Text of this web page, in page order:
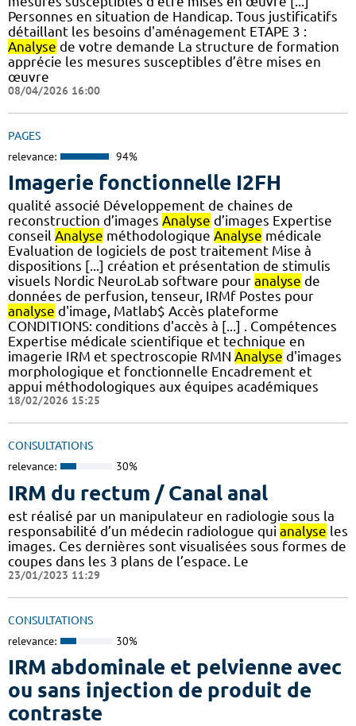
Personnes en situation de Handicap. Tous justificatifs
détaillant les besoins d'aménagement ETAPE 3 :
Analyse de votre demande La structure de formation
apprécie les mesures susceptibles d’être mises en
œuvre
08/04/2026 16:00
PAGES
relevance: 94%
Imagerie fonctionnelle I2FH
qualité associé Développement de chaines de
reconstruction d’images Analyse d’images Expertise
conseil Analyse méthodologique Analyse médicale
Evaluation de logiciels de post traitement Mise à
dispositions [...] création et présentation de stimulis
visuels Nordic NeuroLab software pour analyse de
données de perfusion, tenseur, IRMf Postes pour
analyse d'image, Matlab$ Accès plateforme
CONDITIONS: conditions d'accès à [...] . Compétences
Expertise médicale scientifique et technique en
imagerie IRM et spectroscopie RMN Analyse d'images
morphologique et fonctionnelle Encadrement et
appui méthodologiques aux équipes académiques
18/02/2026 15:25
CONSULTATIONS
relevance: 30%
IRM du rectum / Canal anal
est réalisé par un manipulateur en radiologie sous la
responsabilité d’un médecin radiologue qui analyse les
images. Ces dernières sont visualisées sous formes de
coupes dans les 3 plans de l’espace. Le
23/01/2023 11:29
CONSULTATIONS
relevance: 30%
IRM abdominale et pelvienne avec
ou sans injection de produit de
contraste